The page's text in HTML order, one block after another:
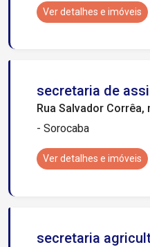
Ver detalhes e imóveis
secretaria de
Rua Salvador Corrêa,
- Sorocaba
Ver detalhes e imóveis
secretaria